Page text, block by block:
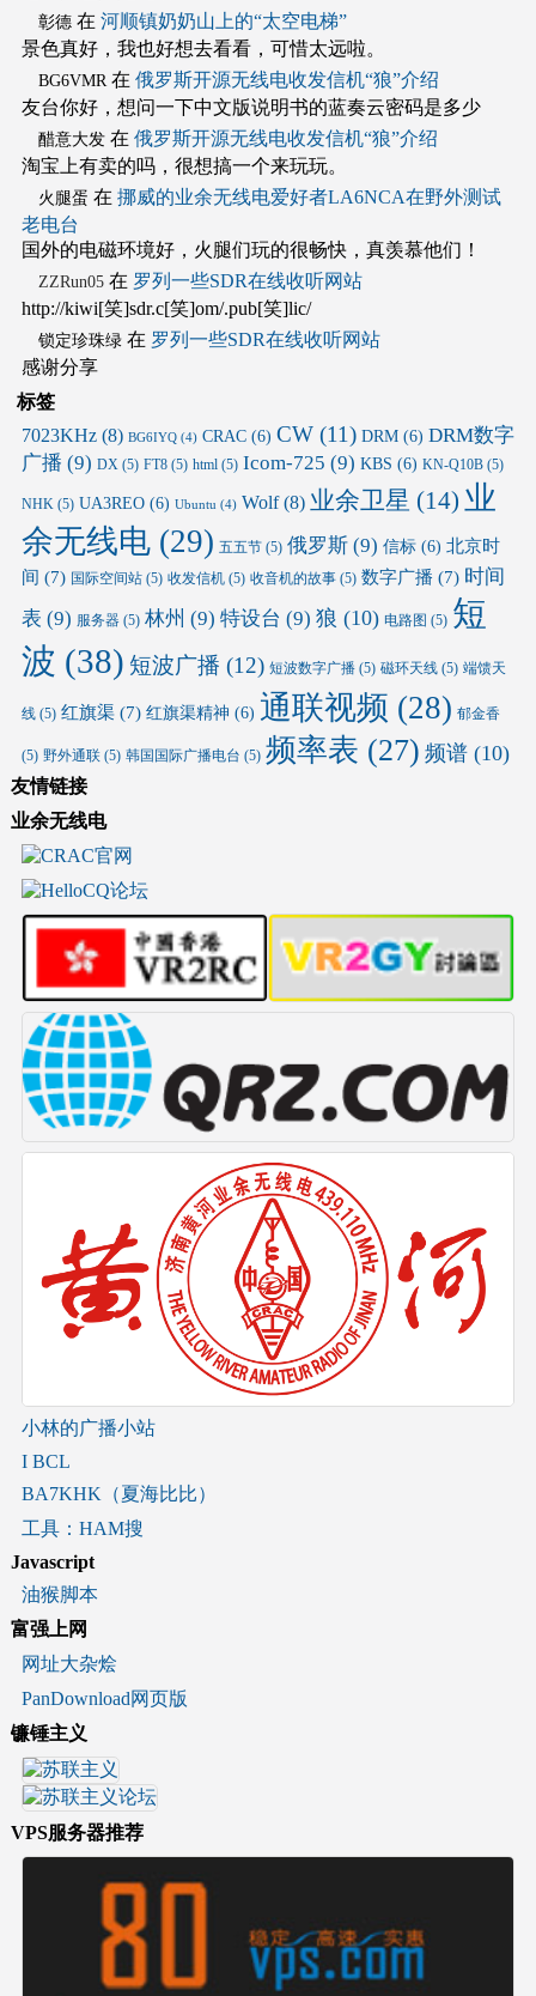
彰德在 河顺镇奶奶山上的“太空电梯”
景色真好，我也好想去看看，可惜太远啦。
BG6VMR 在 俄罗斯开源无线电收发信机“狼”介绍
友台你好，想问一下中文版说明书的蓝奏云密码是多少
醋意大发在 俄罗斯开源无线电收发信机“狼”介绍
淘宝上有卖的吗，很想搞一个来玩玩。
火腿蛋 在 挪威的业余无线电爱好者LA6NCA在野外测试
老电台
国外的电磁环境好，火腿们玩的很畅快，真羡慕他们！
ZZRun05在 罗列一些SDR在线收听网站
http://kiwi[笑]sdr.c[笑]om/.pub[笑]lic/
锁定珍珠绿在 罗列一些SDR在线收听网站
感谢分享
标签
7023KHz(8) BG6IYQ(4) CRAC(6) CW(11) DRM(6) DRM数字
广播 (9) DX(5) FT8(5) html(5) Icom-725 (9) KBS (6) KN-Q10B(5)
NHK(5) UA3REO(6) Ubuntu (4) Wolf(8) 业余卫星 (14) 业
余无线电(29) 五五节(5) 俄罗斯(9) 信标(6) 北京时
间 (7) 国际空间站(5) 收发信机(5) 收音机的故事(5) 数字广播 (7) 时间
表 (9) 服务器(5) 林州 (9) 特设台 (9) 狼 (10) 电路图 (5) 短
波 (38) 短波广播 (12) 短波数字广播(5) 磁环天线(5) 端馈天
线(5) 红旗渠(7) 红旗渠精神 (6) 通联视频 (28) 郁金香
(5) 野外通联(5) 韩国国际广播电台 (5) 频率表 (27) 频谱(10)
友情链接
业余无线电
小林的广播小站
I BCL
BA7KHK（夏海比比）
工具：HAM搜
Javascript
油猴脚本
富强上网
网址大杂烩
PanDownload网页版
镰锤主义
VPS服务器推荐